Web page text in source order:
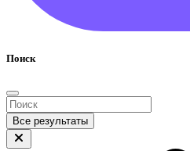
Поиск
Все результаты